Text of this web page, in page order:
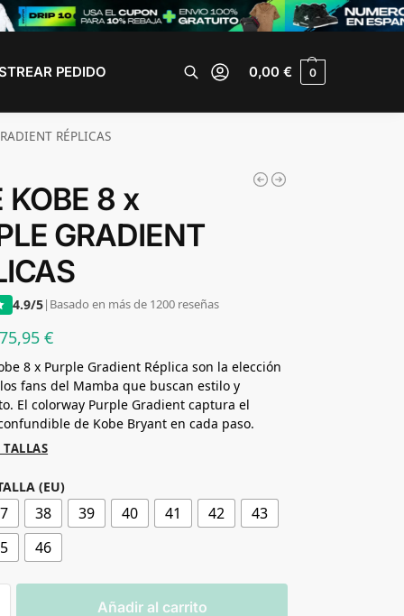
PEDIDO 0,00€ 0
RÉPLICAS
KOBE 8 x
GRADIENT
4.9/5| Basado en más de 1200 reseñas
75,95€
8 x Purple Gradient Réplica son la elección
fans del Mamba que buscan estilo y
El colorway Purple Gradient captura el
de Kobe Bryant en cada paso.
(EU)
38 39 40 41 42
43
46
Añadir al carrito